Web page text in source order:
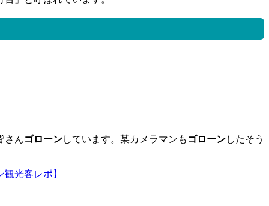
さんゴローンしています。某カメラマンも ゴローンしたそう
光客レポ】